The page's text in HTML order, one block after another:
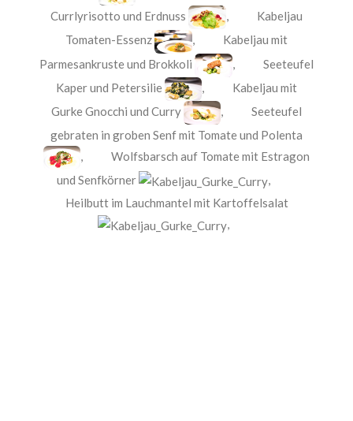
Currlyrisotto und Erdnuss
, Kabeljau
Tomaten-Essenz
, Kabeljau mit
Parmesankruste und Brokkoli
, Seeteufel
Kaper und Petersilie
, Kabeljau mit
Gurke Gnocchi und Curry
,Seeteufel
gebraten in groben Senf mit Tomate und Polenta
,Wolfsbarsch auf Tomate mit Estragon
und Senfkörner
,
Heilbutt im Lauchmantel mit Kartoffelsalat
,